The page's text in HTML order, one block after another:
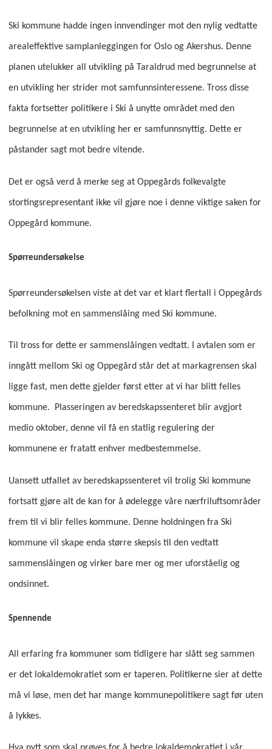
Ski kommune hadde ingen innvendinger mot den nylig vedtatte
arealeffektive samplanleggingen for Oslo og Akershus. Denne
planen utelukker all utvikling på Taraldrud med begrunnelse at
en utvikling her strider mot samfunnsinteressene. Tross disse
fakta fortsetter politikere i Ski å unytte området med den
begrunnelse at en utvikling her er samfunnsnyttig. Dette er
påstander sagt mot bedre vitende.
Det er også verd å merke seg at Oppegårds folkevalgte
stortingsrepresentant ikke vil gjøre noe i denne viktige saken for
Oppegård kommune.
Spørreundersøkelse
Spørreundersøkelsen viste at det var et klart flertall i Oppegårds
befolkning mot en sammenslåing med Ski kommune.
Til tross for dette er sammenslåingen vedtatt. I avtalen som er
inngått mellom Ski og Oppegård står det at markagrensen skal
ligge fast, men dette gjelder først etter at vi har blitt felles
kommune. Plasseringen av beredskapssenteret blir avgjort
medio oktober, denne vil få en statlig regulering der
kommunene er fratatt enhver medbestemmelse.
Uansett utfallet av beredskapssenteret vil trolig Ski kommune
fortsatt gjøre alt de kan for å ødelegge våre nærfriluftsområder
frem til vi blir felles kommune. Denne holdningen fra Ski
kommune vil skape enda større skepsis til den vedtatt
sammenslåingen og virker bare mer og mer uforståelig og
ondsinnet.
Spennende
All erfaring fra kommuner som tidligere har slått seg sammen
er det lokaldemokratiet som er taperen. Politikerne sier at dette
må vi løse, men det har mange kommunepolitikere sagt før uten
å lykkes.